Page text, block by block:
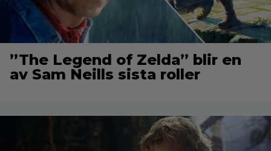
”The Legend of Zelda” blir en
av Sam Neills sista roller